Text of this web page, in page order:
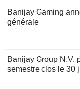
Banijay Gaming
générale
Banijay Group N.V.
semestre clos le 30